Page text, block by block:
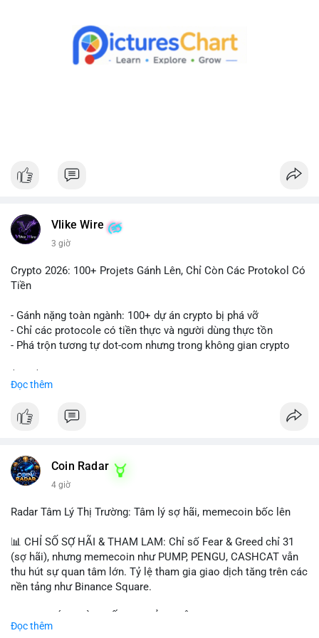
hành động theo cảm xúc. Nếu chuyển sang ví lạnh, đây là tín
hiệu tích cực cho xu hướng dài hạn.
Vlike Wire
3 giờ
Crypto 2026: 100+ Projets Gánh Lên, Chỉ Còn Các Protokol Có
Tiền
- Gánh nặng toàn ngành: 100+ dự án crypto bị phá vỡ
- Chỉ các protocole có tiền thực và người dùng thực tồn
- Phá trộn tương tự dot-com nhưng trong không gian crypto
Đọc thêm
Coin Radar
4 giờ
Radar Tâm Lý Thị Trường: Tâm lý sợ hãi, memecoin bốc lên
📊 CHỈ SỐ SỢ HÃI & THAM LAM: Chỉ số Fear & Greed chỉ 31
(sợ hãi), nhưng memecoin như PUMP, PENGU, CASHCAT vẫn
thu hút sự quan tâm lớn. Tỷ lệ tham gia giao dịch tăng trên các
nền tảng như Binance Square.
CASHCAT, SUI, TAO xuất hiện nhiều trong tìm kiếm Việt Nam
Đọc thêm